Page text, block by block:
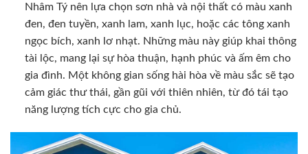
Nhâm Tý nên lựa chọn sơn nhà và nội thất có màu xanh
đen, đen tuyền, xanh lam, xanh lục, hoặc các tông xanh
ngọc bích, xanh lơ nhạt. Những màu này giúp khai thông
tài lộc, mang lại sự hòa thuận, hạnh phúc và ấm êm cho
gia đình. Một không gian sống hài hòa về màu sắc sẽ tạo
cảm giác thư thái, gần gũi với thiên nhiên, từ đó tái tạo
năng lượng tích cực cho gia chủ.